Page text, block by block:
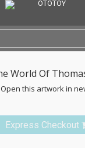
Open this artwork in
Express Checkout